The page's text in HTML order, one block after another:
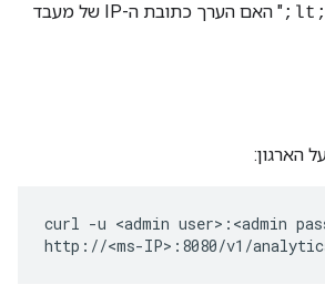
" האם הערך כתובת ה-IP של מעבד
הארגון:
curl -u <admin user>:<admin
http://<ms-IP>:8080/v1/